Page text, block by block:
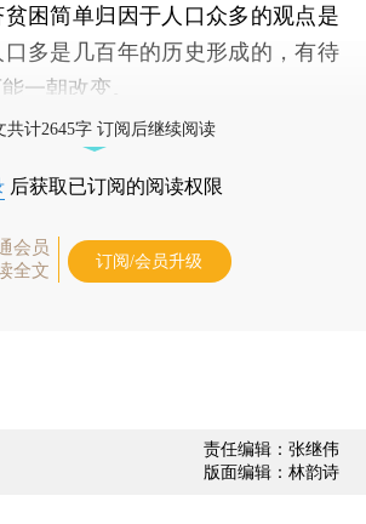
困简单归因于人口众多的观点是
多是几百年的历史形成的，有待
一朝改变。
共计2645字 订阅后继续阅读
后获取已订阅的阅读权限
会员
全文
订阅/会员升级
责任编辑：张继伟
版面编辑：林韵诗